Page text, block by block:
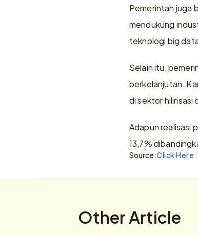
Pemerintah juga
mendukung
teknologi big
Selain itu,
berkelanjutan.
di sektor hilirisasi
Adapun realisasi
13,7%
Source:Click Here
Other Article